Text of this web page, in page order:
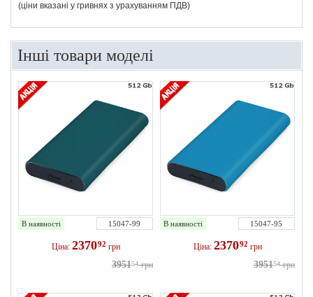
(ціни вказані у гривнях з урахуванням ПДВ)
Інші товари моделі
В наявності 15047-99
Ціна: 237092 грн
395154 грн
В наявності 15047-95
Ціна: 237092 грн
395154 грн